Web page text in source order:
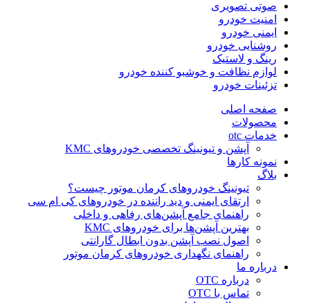
صوتی تصویری
امنیت خودرو
ایمنی خودرو
روشنایی خودرو
رینگ و لاستیک
لوازم نظافت و خوشبو کننده خودرو
تزئینات خودرو
صفحه اصلی
محصولات
خدمات otc
آپشن و تیونینگ تخصصی خودروهای KMC
نمونه کارها
بلاگ
تیونینگ خودروهای کرمان موتور چیست؟
ارتقای ایمنی و دید راننده در خودروهای کی ام سی
راهنمای جامع آپشن‌های رفاهی و داخلی
بهترین آپشن‌ها برای خودروهای KMC
اصول نصب آپشن بدون ابطال گارانتی
راهنمای نگهداری خودروهای کرمان موتور
درباره ما
درباره OTC
تماس با OTC